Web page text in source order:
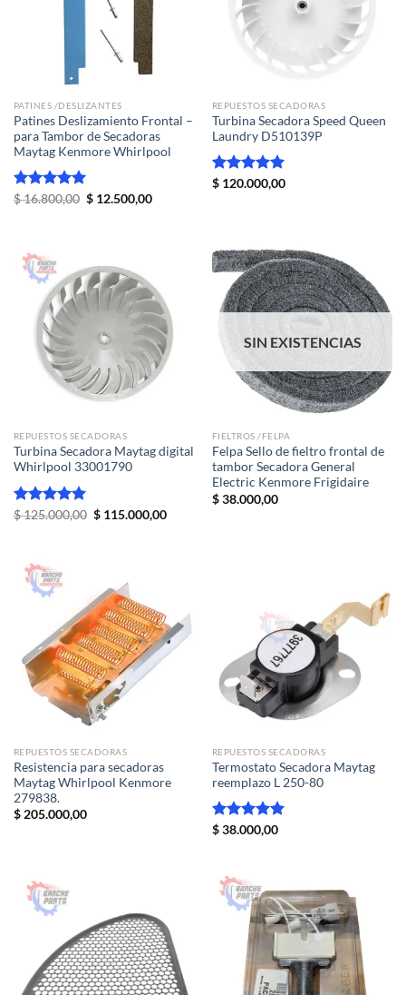
PATINES /DESLIZANTES
Patines Deslizamiento Frontal –
para Tambor de Secadoras
Maytag Kenmore Whirlpool
Valorado
$16.800,00 El
$12.500,00El
REPUESTOS SECADORAS
Turbina Secadora Speed Queen
Laundry D510139P
Valorado
$120.000,00
REPUESTOS SECADORAS
Turbina Secadora Maytag digital
Whirlpool 33001790
Valorado
$125.000,00 El
precio
$115.000,00El
SIN EXISTENCIAS
FIELTROS /FELPA
Felpa Sello de fieltro frontal de
tambor Secadora General
Electric Kenmore Frigidaire
$38.000,00
REPUESTOS SECADORAS
Resistencia para secadoras
Maytag Whirlpool Kenmore
279838.
$205.000,00
REPUESTOS SECADORAS
Termostato Secadora Maytag
reemplazo L 250-80
Valorado
$38.000,00